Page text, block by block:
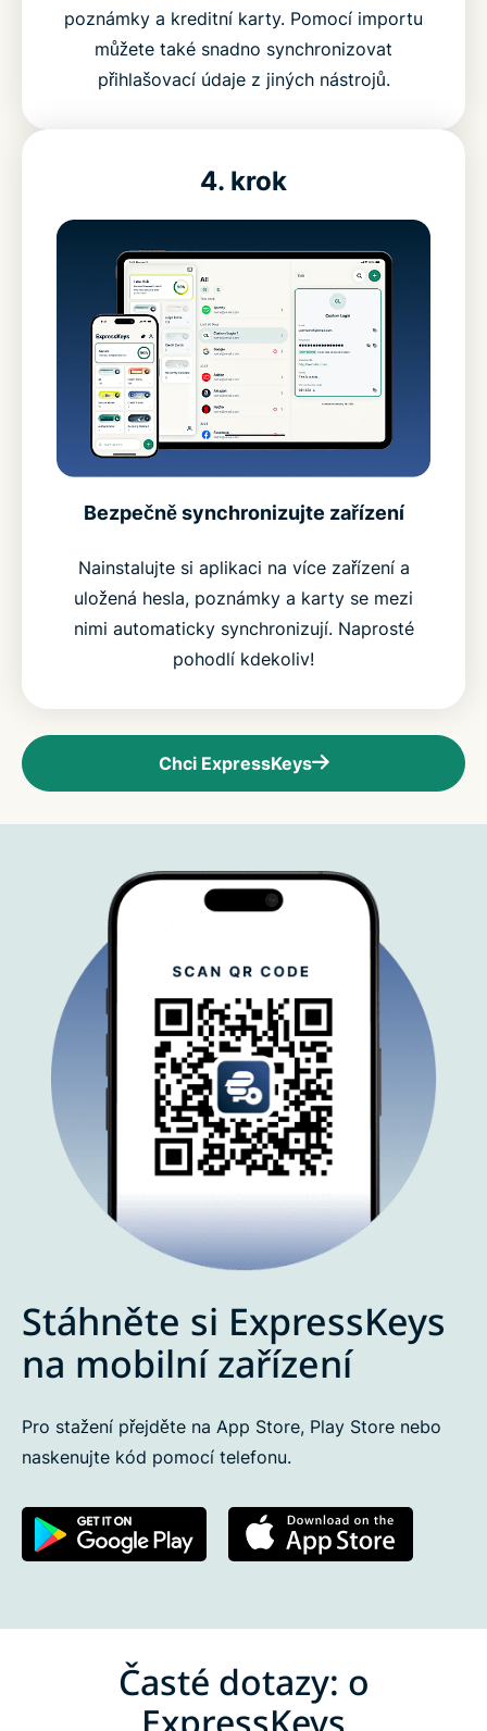
poznámky a kreditní karty. Pomocí importu
můžete také snadno synchronizovat
přihlašovací údaje z jiných nástrojů.
4. krok
Bezpečně synchronizujte zařízení
Nainstalujte si aplikaci na více zařízení a
uložená hesla, poznámky a karty se mezi
nimi automaticky synchronizují. Naprosté
pohodlí kdekoliv!
Chci ExpressKeys
Stáhněte si ExpressKeys
na mobilní zařízení
Pro stažení přejděte na App Store, Play Store nebo
naskenujte kód pomocí telefonu.
Časté dotazy: o
ExpressKeys